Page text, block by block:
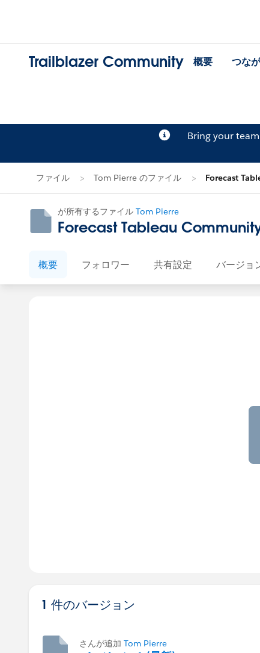
Trailblazer Community 概要 つな
Bring your
ファイル Tom Pierre のファイル Forecast
が所有するファイル Tom Pierre
Forecast Tableau
概要 フォロワー 共有設定 バージョ
1 件のバージョン
さんが追加 Tom Pierre